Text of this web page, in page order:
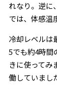
れなり。逆に
では、体感温
冷却レベルは
5でも約4時間
きに使ってみ
働していまし